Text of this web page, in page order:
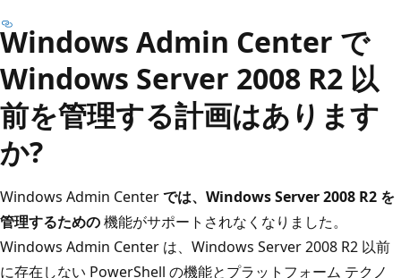
Windows Admin Center で
Windows Server 2008 R2 以
前を管理する計画はあります
か?
Windows Admin Centerでは、Windows Server 2008 R2 を
管理するための機能がサポートされなくなりました。
Windows Admin Center は、Windows Server 2008 R2 以前
に存在しない PowerShell の機能とプラットフォーム テクノ